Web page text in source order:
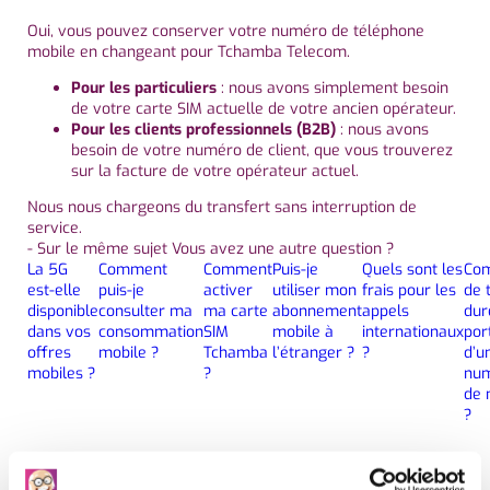
Oui, vous pouvez conserver votre numéro de téléphone
mobile en changeant pour Tchamba Telecom.
Pour les particuliers : nous avons simplement besoin
de votre carte SIM actuelle de votre ancien opérateur.
Pour les clients professionnels (B2B) : nous avons
besoin de votre numéro de client, que vous trouverez
sur la facture de votre opérateur actuel.
Nous nous chargeons du transfert sans interruption de
service.
- Sur le même sujet Vous avez une autre question ?
La 5G
est-elle
disponible
dans vos
offres
mobiles ?
Comment
puis-je
consulter ma
consommation
mobile ?
Comment
activer
ma carte
SIM
Tchamba
?
Puis-je
utiliser mon
abonnement
mobile à
l’étranger ?
Quels sont les
frais pour les
appels
internationaux
?
de
de
?